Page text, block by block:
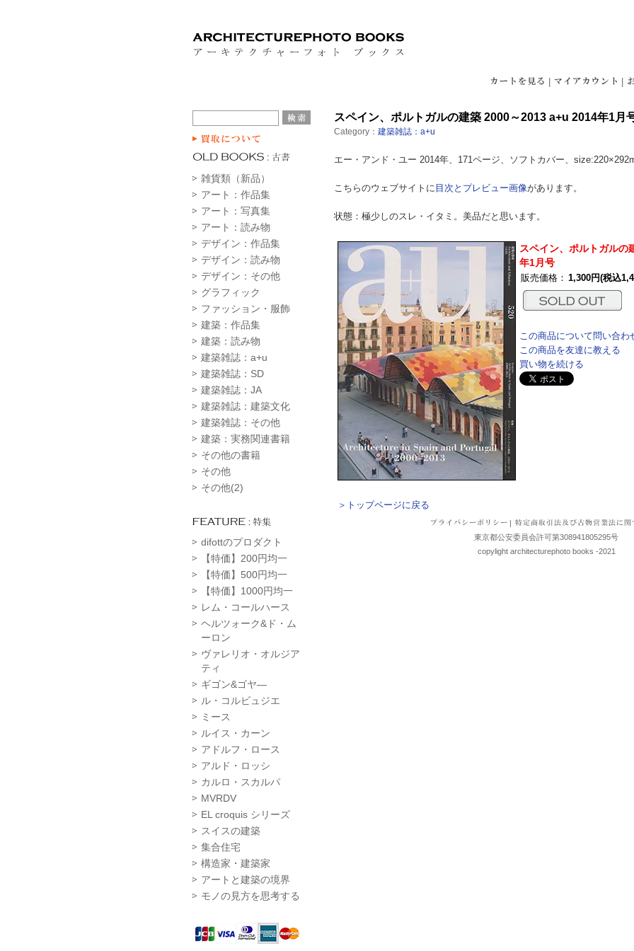
雑貨類（新品）
アート：作品集
アート：写真集
アート：読み物
デザイン：作品集
デザイン：読み物
デザイン：その他
グラフィック
ファッション・服飾
建築：作品集
建築：読み物
建築雑誌：a+u
建築雑誌：SD
建築雑誌：JA
建築雑誌：建築文化
建築雑誌：その他
建築：実務関連書籍
その他の書籍
その他
その他(2)
difottのプロダクト
【特価】200円均一
【特価】500円均一
【特価】1000円均一
レム・コールハース
ヘルツォーク&ド・ム
ーロン
ヴァレリオ・オルジア
ティ
ギゴン&ゴヤ―
ル・コルビュジエ
ミース
ルイス・カーン
アドルフ・ロース
アルド・ロッシ
カルロ・スカルパ
MVRDV
EL croquis シリーズ
スイスの建築
集合住宅
構造家・建築家
アートと建築の境界
モノの見方を思考する
スペイン、ポルトガルの建築 2000～2013 a+u 2014年1月
Category： 建築雑誌：a+u
エー・アンド・ユー 2014年、171ページ、ソフトカバー、
こちらのウェブサイトに 目次とプレビュー画像があります。
状態：極少しのスレ・イタミ。美品だと思います。
スペイン、ポルトガル
年1月号
販売価格： 1,300円(税込
この商品について問い合わ
この商品を友達に教える
買い物を続ける
＞トップページに戻る
|
東京都公安委員会許可第308941805295号
copylight architecturephoto books -2021